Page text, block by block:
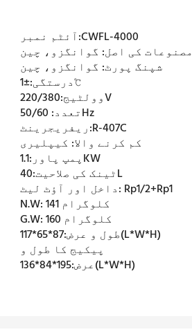
آئٹم نمبر:CWFL-4000
مصنوعات کی اصل: گوانگزو، چین
شپنگ پورٹ: گوانگزو، چین
درستگی:±1℃
وولٹیج:220/380V
تعدد:50/60Hz
ریفریجرینٹ:R-407C
کم کرنے والا: کیپلیری
پمپ پاور:1.1KW
ٹینک کی صلاحیت:40L
داخل اور آؤٹ لیٹ: Rp1/2+Rp1
N.W:
141 کلوگرام
G.W:
160 کلوگرام
طول و عرض:87*65*117(L*W*H)
پیکیج کا طول و
عرض:195*84*136(L*W*H)